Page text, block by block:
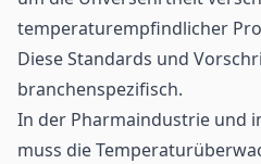
temperaturempfindlicher
Diese Standards und
branchenspezifisch.
In der Pharmaindustrie und
muss die